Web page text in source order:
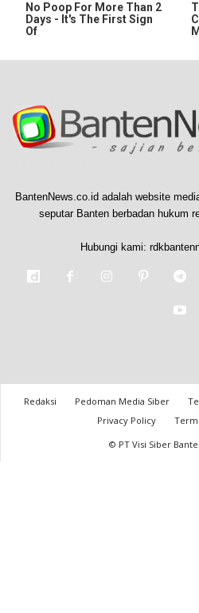
No Poop For More Than 2
Days - It's The First Sign
Of
BantenNews.co.id adalah website
seputar Banten berbadan hukum
Hubungi kami:
Redaksi Pedoman Media Siber
Privacy Policy
© PT Visi Siber